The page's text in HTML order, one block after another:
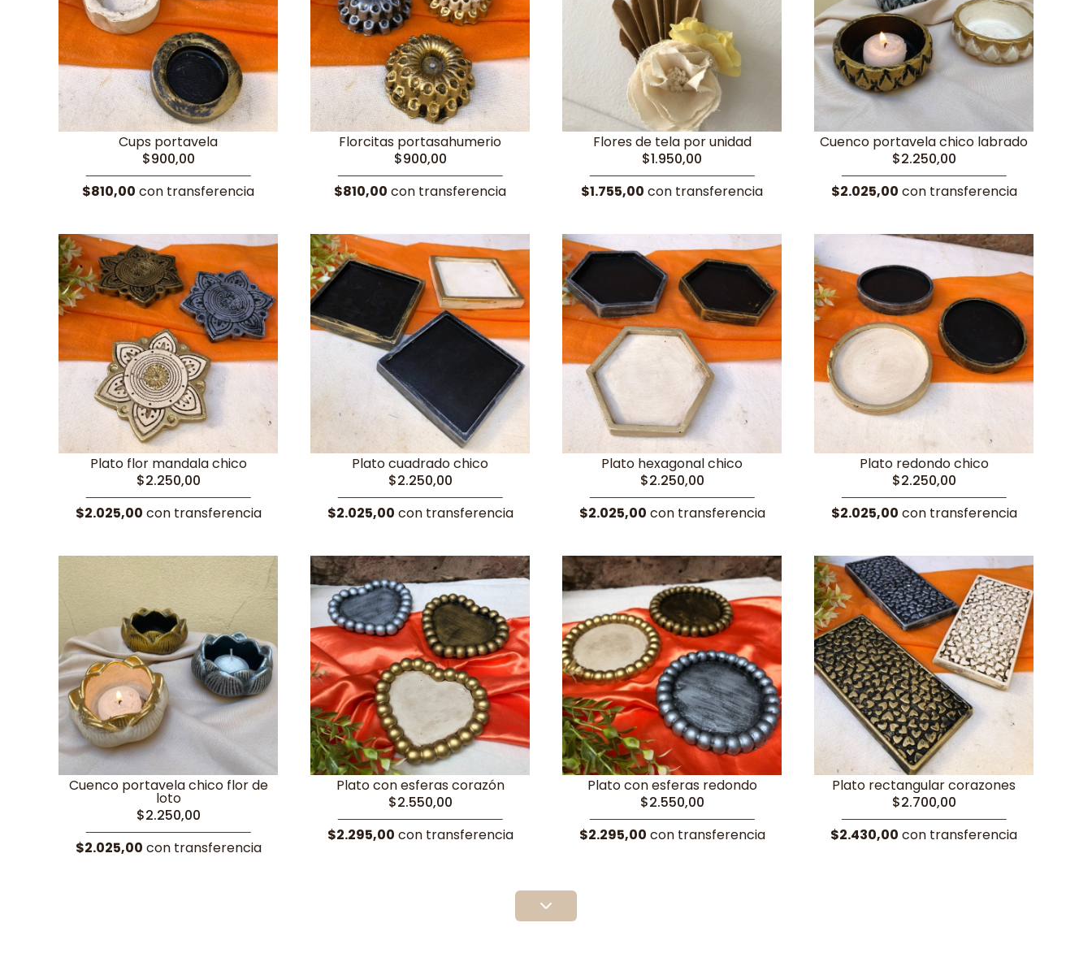
Cups portavela
$900,00
$810,00 con transferencia
Florcitas portasahumerio
$900,00
$810,00 con transferencia
Flores de tela por unidad
$1.950,00
$1.755,00 con transferencia
Cuenco portavela chico labrado
$2.250,00
$2.025,00 con transferencia
Plato flor mandala chico
$2.250,00
$2.025,00 con transferencia
Plato cuadrado chico
$2.250,00
$2.025,00 con transferencia
Plato hexagonal chico
$2.250,00
$2.025,00 con transferencia
Plato redondo chico
$2.250,00
$2.025,00 con transferencia
Cuenco portavela chico flor de
loto
$2.250,00
$2.025,00 con transferencia
Plato con esferas corazón
$2.550,00
$2.295,00 con transferencia
Plato con esferas redondo
$2.550,00
$2.295,00 con transferencia
Plato rectangular corazones
$2.700,00
$2.430,00 con transferencia